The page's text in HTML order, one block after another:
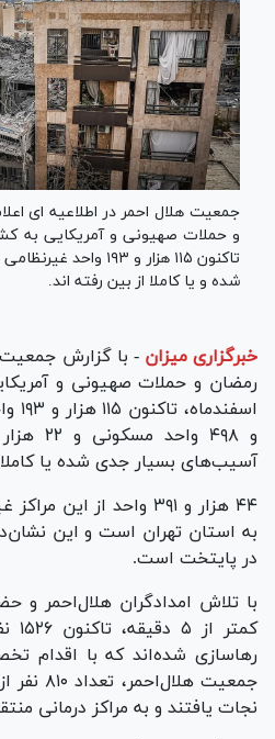
جمعیت هلال احمر در اطلاعیه ای
و حملات صهیونی و آمریکایی به
تاکنون ١١۵ هزار و
شده و یا کاملا از بین رفته اند.
خبرگزاری میزان - با گزارش جمعیت
رمضان و حملات صهیونی و
آسیب‌های بسیار جدی شده یا کاملا
۴۴ هزار و ٣٩١ واحد از
به استان تهران است و این
در پایتخت است.
با تلاش امدادگران هلال‌احمر و
رهاسازی شده‌اند که با اقدام
جمعیت
نجات یافتند و به مراکز درمانی